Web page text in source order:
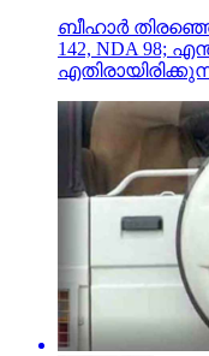
kerala3 days ago
സഹപ്രവര്‍ത്തകയെ
പൊലീസ്
കേസ്